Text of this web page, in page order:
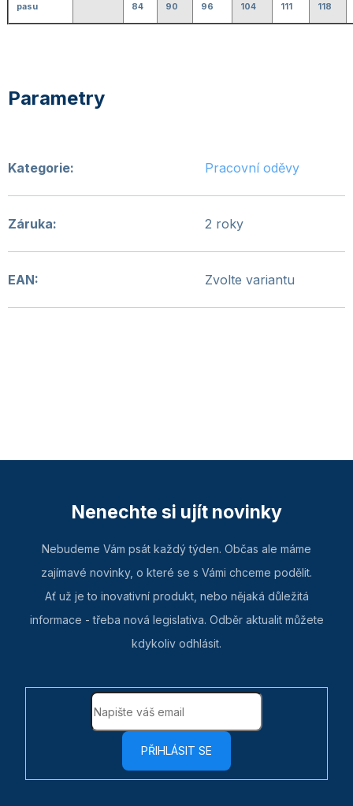
pasu 84 90 96 104 111 118
Kategorie: Pracovní oděvy
Záruka: 2 roky
EAN: Zvolte variantu
Nenechte si ujít novinky
Nebudeme Vám psát každý týden. Občas ale máme
zajímavé novinky, o které se s Vámi chceme podělit.
Ať už je to inovativní produkt, nebo nějaká důležitá
informace - třeba nová legislativa. Odběr aktualit můžete
kdykoliv odhlásit.
PŘIHLÁSIT SE